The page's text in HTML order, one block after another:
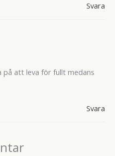
Svara
på att leva för fullt medans
Svara